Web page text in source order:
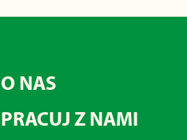
O NAS
PRACUJ Z NAMI